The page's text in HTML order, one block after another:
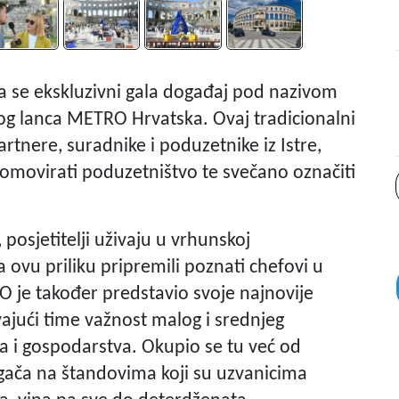
ekskluzivni gala događaj pod nazivom
lanca METRO Hrvatska. Ovaj tradicionalni
suradnike i poduzetnike iz Istre,
poduzetništvo te svečano označiti
uživaju u vrhunskoj
ovu priliku pripremili poznati chefovi u
je također predstavio svoje najnovije
time važnost malog i srednjeg
gospodarstva. Okupio se tu već od
na štandovima koji su uzvanicima